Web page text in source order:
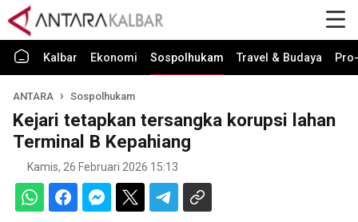
Kalbar Ekonomi Sospolhukam Travel & Budaya
ANTARA Sospolhukam
Kejari tetapkan tersangka korupsi lahan
Terminal B Kepahiang
Kamis, 26 Februari 2026 15:13